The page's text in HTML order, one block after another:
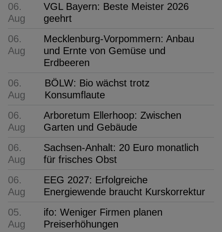
06.
Aug
VGL Bayern: Beste Meister 2026
geehrt
06.
Aug
Mecklenburg-Vorpommern: Anbau
und Ernte von Gemüse und
Erdbeeren
06.
Aug
BÖLW: Bio wächst trotz
Konsumflaute
06.
Aug
Arboretum Ellerhoop: Zwischen
Garten und Gebäude
06.
Aug
Sachsen-Anhalt: 20 Euro monatlich
für frisches Obst
06.
Aug
EEG 2027: Erfolgreiche
Energiewende braucht Kurskorrektur
05.
Aug
ifo: Weniger Firmen planen
Preiserhöhungen